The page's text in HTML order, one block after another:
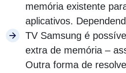
memória existente
aplicativos.
TV Samsung é
extra de memória –
Outra forma de